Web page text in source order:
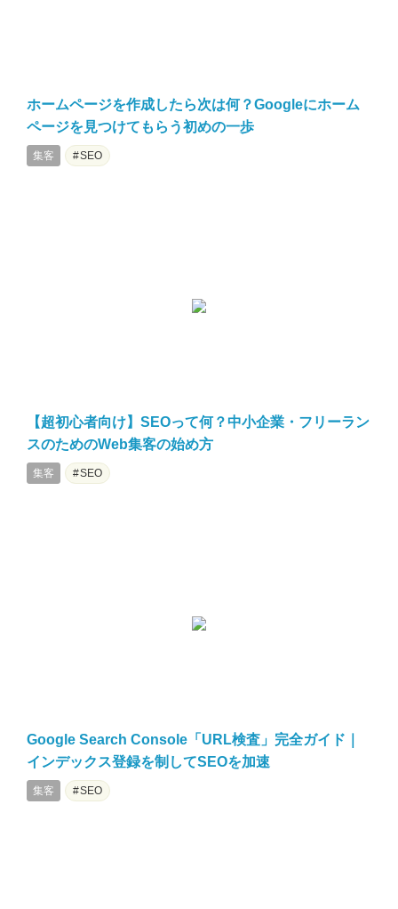
ホームページを作成したら次は何？Googleにホーム
ページを見つけてもらう初めの一歩
集客 SEO
【超初心者向け】SEOって何？中小企業・フリーラン
スのためのWeb集客の始め方
集客 SEO
Google Search Console「URL検査」完全ガイド｜
インデックス登録を制してSEOを加速
集客 SEO